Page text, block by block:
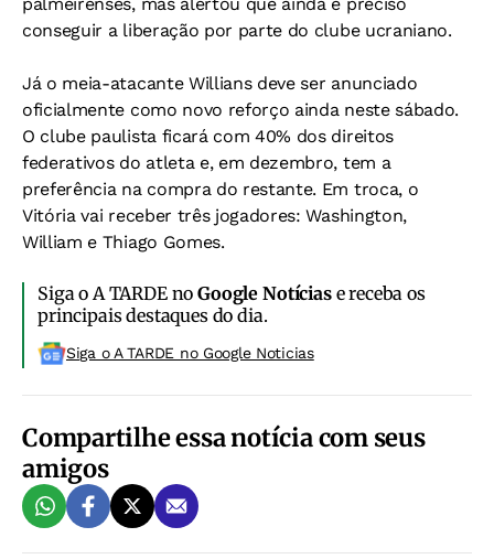
conseguir a liberação por parte do clube ucraniano.
Já o meia-atacante Willians deve ser anunciado
oficialmente como novo reforço ainda neste sábado.
O clube paulista ficará com 40% dos direitos
federativos do atleta e, em dezembro, tem a
preferência na compra do restante. Em troca, o
Vitória vai receber três jogadores: Washington,
William e Thiago Gomes.
Siga o A TARDE noGoogle Notíciase receba os
principais destaques do dia.
Siga o A TARDE no Google Noticias
Compartilhe essa notícia com seus
amigos